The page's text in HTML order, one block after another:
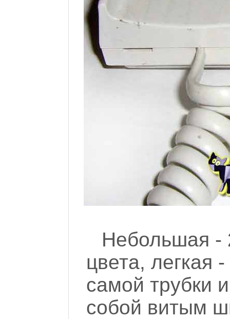
Небольшая -
цвета, легкая
самой трубки
собой витым